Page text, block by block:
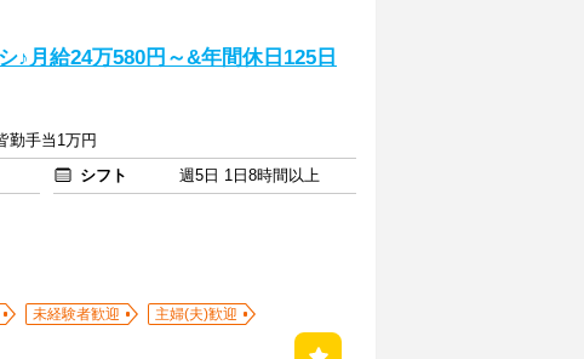
♪月給24万580円～&年間休日125日
勤手当1万円
シフト
週5日 1日8時間以上
未経験者歓迎
主婦(夫)歓迎